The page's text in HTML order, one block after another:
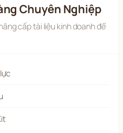
Chuyên Nghiệp
cấp tài liệu kinh doanh để